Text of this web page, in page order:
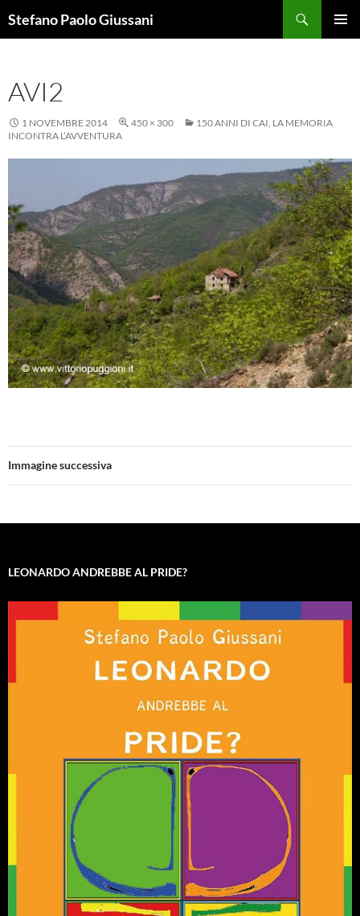
alStefano Paolo Giussani
AVI2
1 NOVEMBRE 2014 450 × 300
150 ANNI DI CAI, LA MEMORIA
INCONTRA L’AVVENTURA
Immagine successiva
LEONARDO ANDREBBE AL PRIDE?